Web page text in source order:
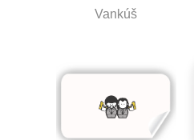
Vankúš